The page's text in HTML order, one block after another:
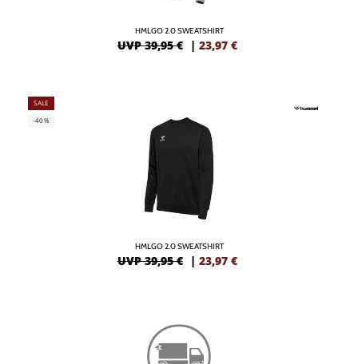
HMLGO 2.0 SWEATSHIRT
UVP 39,95 € | 23,97 €
SALE
-40%
HMLGO 2.0 SWEATSHIRT
UVP 39,95 € | 23,97 €